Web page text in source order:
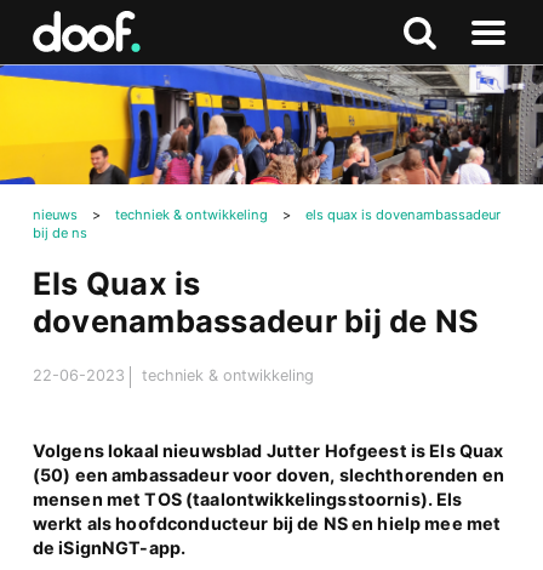
Zoeken
Naar
menu
nieuws > techniek & ontwikkeling >
els quax is dovenambassadeur
bij de ns
Els Quax is
dovenambassadeur bij de NS
22-06-2023 techniek & ontwikkeling
Volgens lokaal nieuwsblad Jutter Hofgeest is Els Quax
(50) een ambassadeur voor doven, slechthorenden en
mensen met TOS (taalontwikkelingsstoornis). Els
werkt als hoofdconducteur bij de NS en hielp mee met
de iSignNGT-app.
Doof.nl
Zoeken
naar
boven